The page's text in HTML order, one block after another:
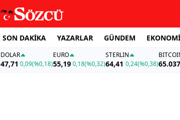
SON DAKİKA YAZARLAR GÜNDEM EKONOMİ
DOLAR
47,71 0,09(%0,18)
EURO
55,19 0,18(%0,32)
STERLIN
64,41 0,24(%0,38)